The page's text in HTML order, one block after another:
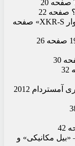
مقایسه «مازراتی گرن توریسمو MC» با «جاگوار XKR-S» صفحه
گزارش اختصاصی از نمایشگاه خودروهای تجاری آمستردام 2012
«بیل مکانیکی» و